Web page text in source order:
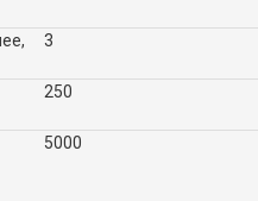
3
250
5000